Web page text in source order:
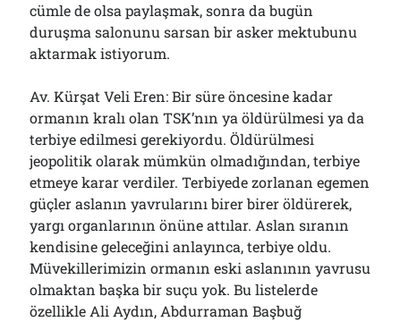
cümle de olsa paylaşmak, sonra da bugün
duruşma salonunu sarsan bir asker mektubunu
aktarmak istiyorum.
Av. Kürşat Veli Eren: Bir süre öncesine kadar
ormanın kralı olan TSK’nın ya öldürülmesi ya da
terbiye edilmesi gerekiyordu. Öldürülmesi
jeopolitik olarak mümkün olmadığından, terbiye
etmeye karar verdiler. Terbiyede zorlanan egemen
güçler aslanın yavrularını birer birer öldürerek,
yargı organlarının önüne attılar. Aslan sıranın
kendisine geleceğini anlayınca, terbiye oldu.
Müvekillerimizin ormanın eski aslanının yavrusu
olmaktan başka bir suçu yok. Bu listelerde
özellikle Ali Aydın, Abdurraman Başbuğ